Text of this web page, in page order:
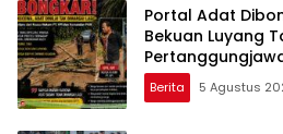
Portal Adat
Bekuan Luyang
Kepala Desa
Berita 5 Agustus